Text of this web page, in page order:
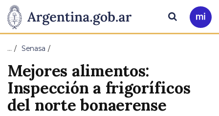
Presidencia
de
la
Nación
Pasar al contenido principal
Ir
a
Buscar
… Senasa
Mejores alimentos:
Inspección a frigoríficos
del norte bonaerense